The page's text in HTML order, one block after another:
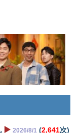
▶️ 2026/8/1 (2,641次)